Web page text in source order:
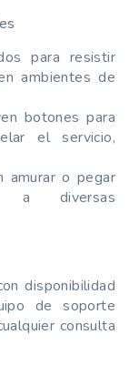
para resistir
ambientes de
botones para
el servicio,
amurar o pegar
a diversas
disponibilidad
de soporte
consulta